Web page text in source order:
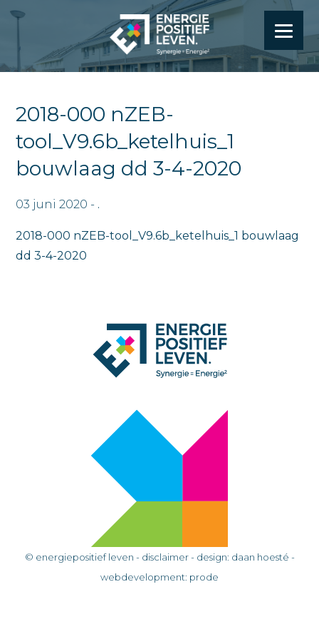
2018-000 nZEB-
tool_V9.6b_ketelhuis_1
bouwlaag dd 3-4-2020
03 juni 2020 - .
2018-000 nZEB-tool_V9.6b_ketelhuis_1 bouwlaag
dd 3-4-2020
© energiepositief leven - disclaimer- design: daan hoesté -
webdevelopment: prode